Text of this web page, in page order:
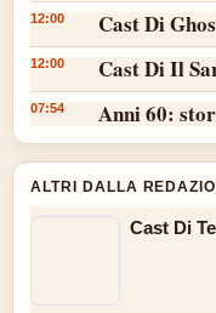
12:00 Cast Di
12:00 Cast Di Il
07:54 Anni 60:
ALTRI DALLA
Cast Di